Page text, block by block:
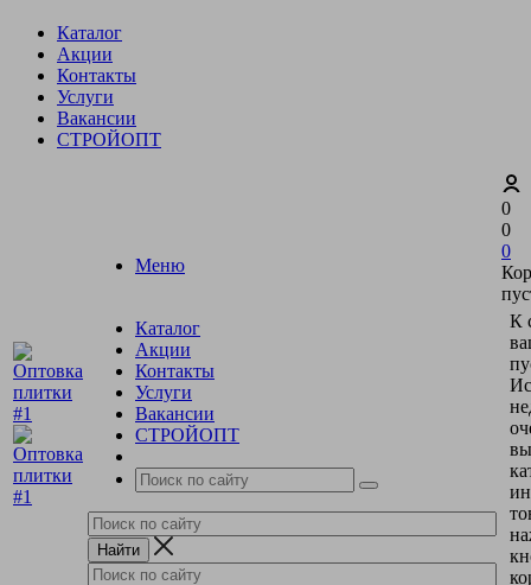
Каталог
Акции
Контакты
Услуги
Вакансии
СТРОЙОПТ
Меню
Каталог
Акции
Контакты
Услуги
Вакансии
СТРОЙОПТ
0
0
0
К